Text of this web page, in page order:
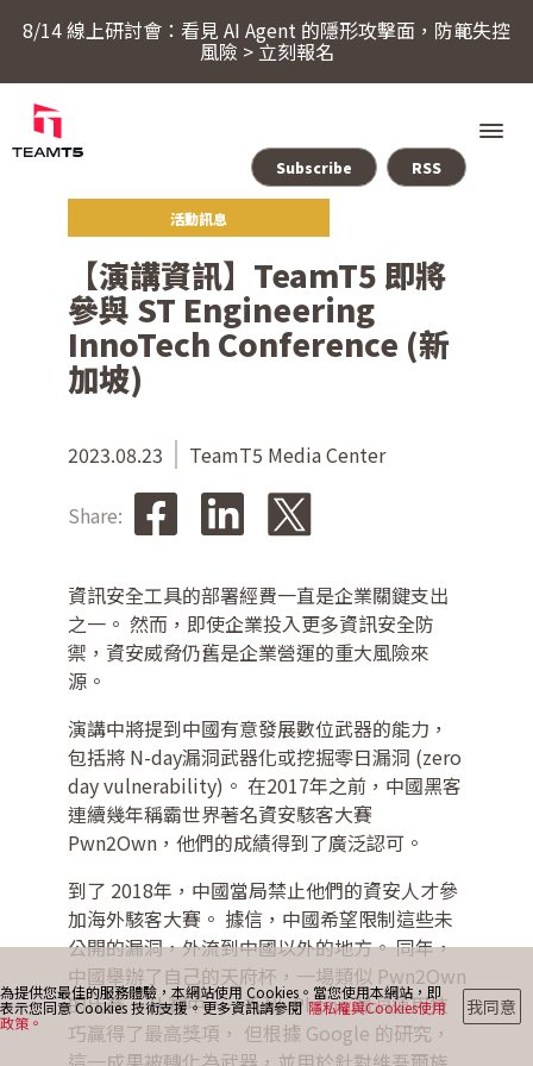
8/14 線上研討會：看見 AI Agent 的隱形攻擊面，防範失控
風險 > 立刻報名
關於 TeamT5
最新消息
聯絡我們
活動訊息
Subscribe RSS
【演講資訊】TeamT5 即將
參與 ST Engineering
InnoTech Conference (新
加坡)
2023.08.23 TeamT5 Media Center
Share:
資訊安全工具的部署經費一直是企業關鍵支出
之一。 然而，即使企業投入更多資訊安全防
禦，資安威脅仍舊是企業營運的重大風險來
源。
演講中將提到中國有意發展數位武器的能力，
包括將 N-day漏洞武器化或挖掘零日漏洞 (zero
day vulnerability)。 在2017年之前，中國黑客
連續幾年稱霸世界著名資安駭客大賽
Pwn2Own，他們的成績得到了廣泛認可。
到了 2018年，中國當局禁止他們的資安人才參
加海外駭客大賽。 據信，中國希望限制這些未
公開的漏洞，外流到中國以外的地方。 同年，
中國舉辦了自己的天府杯，一場類似 Pwn2Own
的比賽。 比賽中，一系列 iPhone 漏洞運用技
巧贏得了最高獎項， 但根據 Google 的研究，
為提供您最佳的服務體驗，本網站使用 Cookies。當您使用本網站，即
表示您同意 Cookies 技術支援。更多資訊請參閱 隱私權與Cookies使用
政策。
我同意